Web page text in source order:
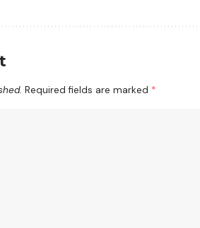
Required fields are marked *